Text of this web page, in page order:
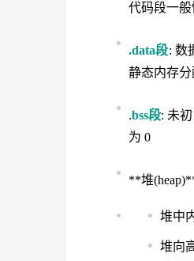
代码段一般
.data段: 数
静态内存分
.bss段: 未
为 0
**堆
堆中
堆向